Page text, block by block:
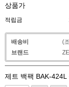
상품가
적립금
배송비
(
브랜드
제트 백팩 BAK-